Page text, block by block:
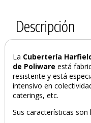
Descripción
La Cubertería
de Poliwareestá
resistente y está
intensivo en
caterings, etc.
Sus características son